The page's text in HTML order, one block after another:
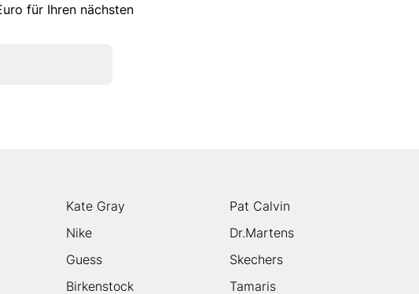
für Ihren nächsten
Kate Gray
Pat Calvin
Nike
Dr.Martens
Guess
Skechers
Birkenstock Tamaris